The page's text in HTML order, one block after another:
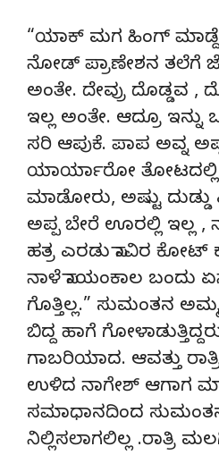
“ಯಾಕ್ ಮಗ ಹಿಂಗ್
ನೋಡ್ ಪ್ರಾಣೇಶನ ತಲೆಗೆ
ಅಂತೇ. ದೇವ್ರು ದೊಡ್ಡವ ,
ಇಲ್ಲ ಅಂತೇ. ಆದ್ರೂ ಇನ್ನು
ಸರಿ ಆಪುಕೆ. ಪಾಪ ಅವ್ನ
ಯಾರ್ಯಾರೋ ತೋಟದಲ್ಲಿ
ಮಾಡೋರು, ಅಷ್ಟು ದುಡ್ಡು
ಅಪ್ಪ ಬೇರೆ ಊರಲ್ಲಿ ಇಲ್ಲ ,
ಹತ್ರ ಎರಡು ಸಾವಿರ ಕೋಟ್
ನಾಳೆ ಸಾಯಂಕಾಲ ಬಂದು
ಗೊತ್ತಿಲ್ಲ.” ಸುಮಂತನ
ಬಿದ್ದ ಹಾಗೆ
ಗಾಬರಿಯಾದ. ಆವತ್ತು
ಉಳಿದ ನಾಗೇಶ್ ಆಗಾಗ
ಸಮಾಧಾನದಿಂದ
ನಿಲ್ಲಿಸಲಾಗಲಿಲ್ಲ .ರಾತ್ರಿ